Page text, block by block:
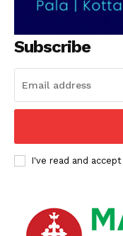
Subscribe
I've read and